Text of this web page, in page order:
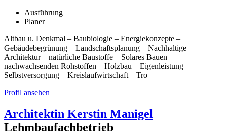
Ausführung
Planer
Altbau u. Denkmal – Baubiologie – Energiekonzepte –
Gebäudebegrünung – Landschaftsplanung – Nachhaltige
Architektur – natürliche Baustoffe – Solares Bauen –
nachwachsenden Rohstoffen – Holzbau – Eigenleistung –
Selbstversorgung – Kreislaufwirtschaft – Tro
Profil ansehen
Architektin Kerstin Manigel
Lehmbaufachbetrieb